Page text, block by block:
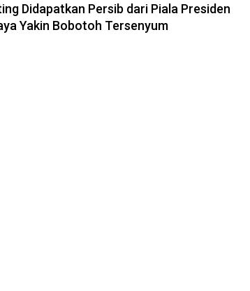
Didapatkan Persib dari Piala Presiden
Yakin Bobotoh Tersenyum